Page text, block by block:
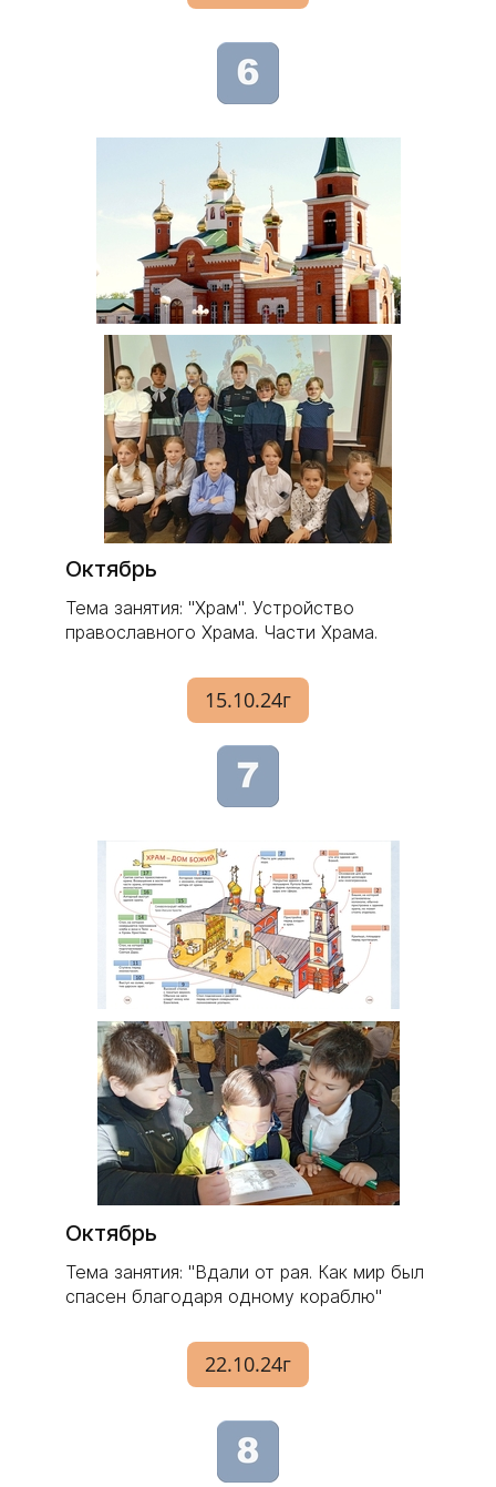
Октябрь
Тема занятия: "Храм". Устройство
православного Храма. Части Храма.
15.10.24г
Октябрь
Тема занятия: "Вдали от рая. Как мир был
спасен благодаря одному кораблю"
22.10.24г